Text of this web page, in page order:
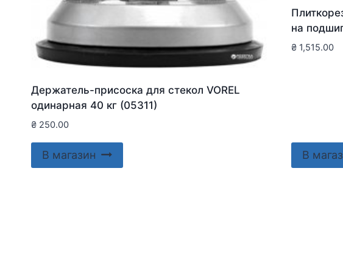
Держатель-присоска для стекол VOREL
одинарная 40 кг (05311)
₴ 250.00
В магазин
на
₴ 1,515.00
В